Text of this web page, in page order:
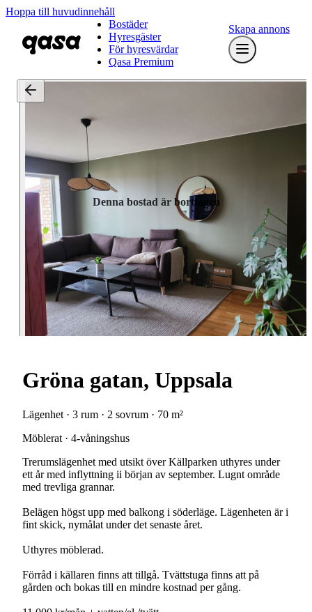
Hoppa till huvudinnehåll
Bostäder
Hyresgäster
För hyresvärdar
Qasa Premium
Skapa annons
Denna bostad är borttagen
Gröna gatan, Uppsala
Lägenhet · 3 rum · 2 sovrum · 70 m²
Möblerat · 4-våningshus
Trerumslägenhet med utsikt över Källparken uthyres under
ett år med inflyttning ii början av september. Lugnt område
med trevliga grannar.
Belägen högst upp med balkong i söderläge. Lägenheten är i
fint skick, nymålat under det senaste året.
Uthyres möblerad.
Förråd i källaren finns att tillgå. Tvättstuga finns att på
gården och bokas till en mindre kostnad per gång.